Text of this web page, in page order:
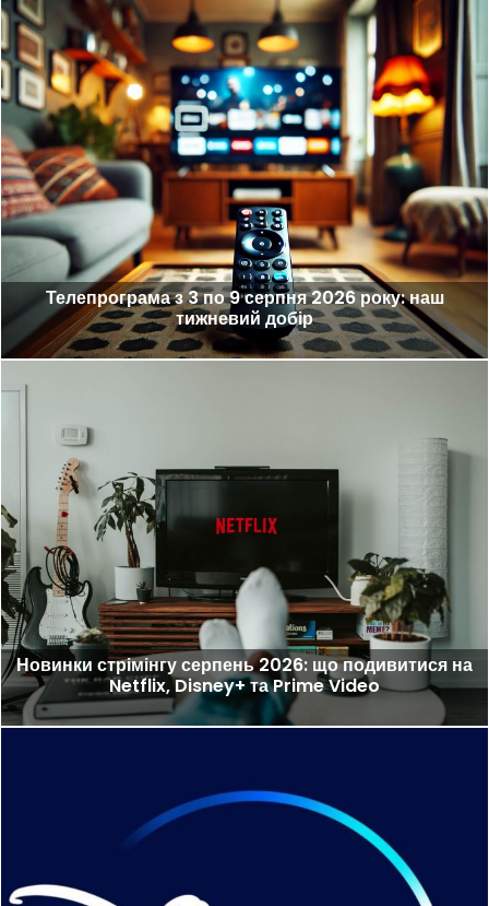
Телепрограма з 3 по 9 серпня 2026 року: наш
тижневий добір
Новинки стрімінгу серпень 2026: що подивитися на
Netflix, Disney+ та Prime Video